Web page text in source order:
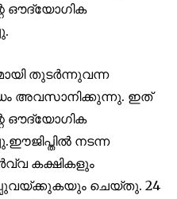
of
be part of the
address on our website
ഔദ്യോഗിക
തുടർന്നുവന്ന
അവസാനിക്കുന്നു. ഇത്
ഔദ്യോഗിക
നടന്ന
കക്ഷികളും
ചെയ്തു. 24